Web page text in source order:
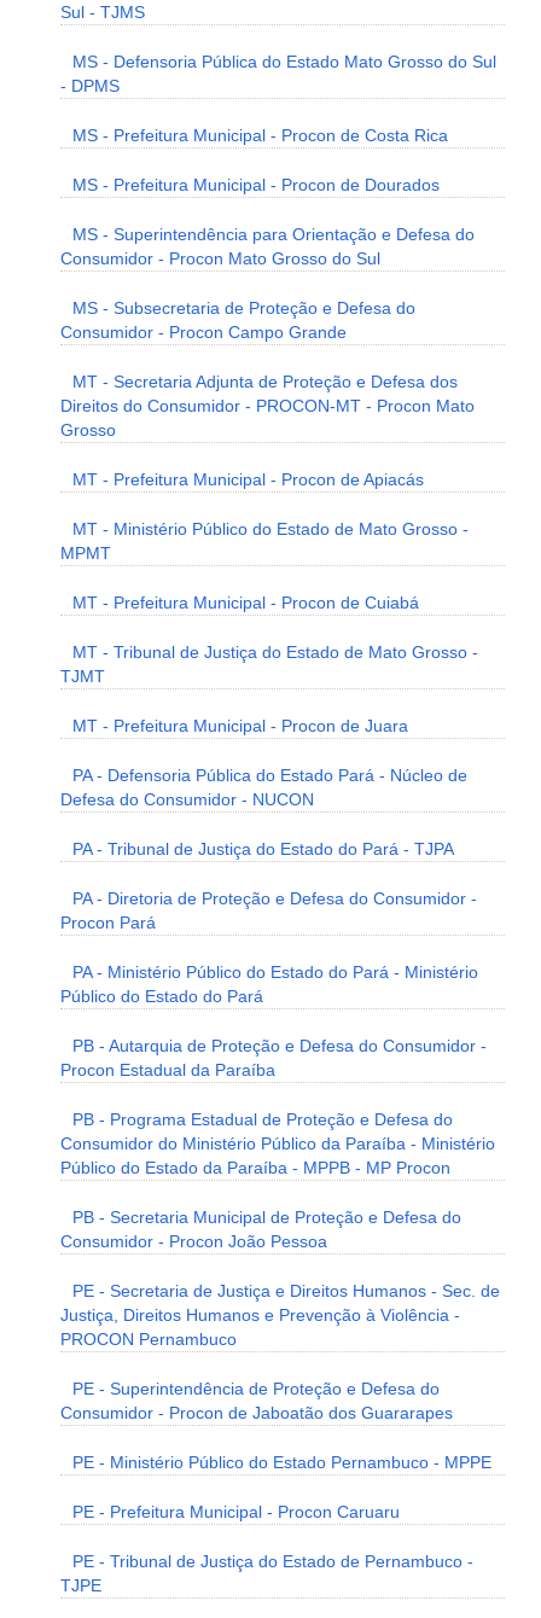
Sul - TJMS
MS - Defensoria Pública do Estado Mato Grosso do Sul
- DPMS
MS - Prefeitura Municipal - Procon de Costa Rica
MS - Prefeitura Municipal - Procon de Dourados
MS - Superintendência para Orientação e Defesa do
Consumidor - Procon Mato Grosso do Sul
MS - Subsecretaria de Proteção e Defesa do
Consumidor - Procon Campo Grande
MT - Secretaria Adjunta de Proteção e Defesa dos
Direitos do Consumidor - PROCON-MT - Procon Mato
Grosso
MT - Prefeitura Municipal - Procon de Apiacás
MT - Ministério Público do Estado de Mato Grosso -
MPMT
MT - Prefeitura Municipal - Procon de Cuiabá
MT - Tribunal de Justiça do Estado de Mato Grosso -
TJMT
MT - Prefeitura Municipal - Procon de Juara
PA - Defensoria Pública do Estado Pará - Núcleo de
Defesa do Consumidor - NUCON
PA - Tribunal de Justiça do Estado do Pará - TJPA
PA - Diretoria de Proteção e Defesa do Consumidor -
Procon Pará
PA - Ministério Público do Estado do Pará - Ministério
Público do Estado do Pará
PB - Autarquia de Proteção e Defesa do Consumidor -
Procon Estadual da Paraíba
PB - Programa Estadual de Proteção e Defesa do
Consumidor do Ministério Público da Paraíba - Ministério
Público do Estado da Paraíba - MPPB - MP Procon
PB - Secretaria Municipal de Proteção e Defesa do
Consumidor - Procon João Pessoa
PE - Secretaria de Justiça e Direitos Humanos - Sec. de
Justiça, Direitos Humanos e Prevenção à Violência -
PROCON Pernambuco
PE - Superintendência de Proteção e Defesa do
Consumidor - Procon de Jaboatão dos Guararapes
PE - Ministério Público do Estado Pernambuco - MPPE
PE - Prefeitura Municipal - Procon Caruaru
PE - Tribunal de Justiça do Estado de Pernambuco -
TJPE